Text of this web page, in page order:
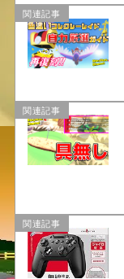
関連記事
関連記事
関連記事